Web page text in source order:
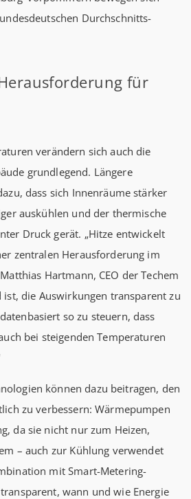
Durchschnitts-
für
verändern sich auch die
grundlegend. Längere
dass sich Innenräume stärker
auskühlen und der thermische
Druck gerät. „Hitze entwickelt
zentralen Herausforderung im
Hartmann, CEO der Techem
ist, die Auswirkungen transparent zu
so zu steuern, dass
bei steigenden Temperaturen
können dazu beitragen, den
zu verbessern: Wärmepumpen
da sie nicht nur zum Heizen,
– auch zur Kühlung verwendet
mit Smart-Metering-
wann und wie Energie